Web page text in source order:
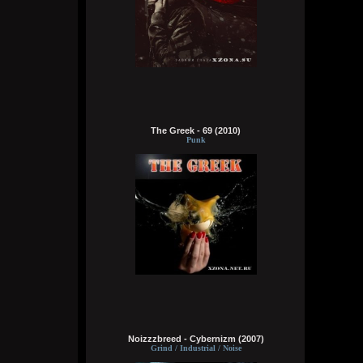
А давай я тут аккуратно на сайте насру в
комментах, кукуня, с кроманкой летятся
на мое гавно и мы их вдвоем убьем
Wirtuozik
Сегодня в 12:14:31
Brenton Trollant
А хочешь я тебе песенку спою чтобы
тебе крепче спалось. Там короче это. Там
та тара там, та тара там тамтам
Brenton Trollant
Сегодня в 08:48:02
Ты можешь просто молчать нихуя не
Были бы там одни сотрудницы красивые
The Greek - 69 (2010)
Punk
Noizzzbreed - Cybernizm (2007)
Grind / Industrial / Noise